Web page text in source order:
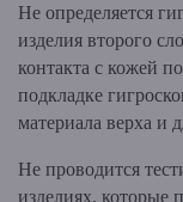
Не определяется
изделия второго
контакта с кожей
подкладке
материала верха и
Не проводится
изделиях, которые